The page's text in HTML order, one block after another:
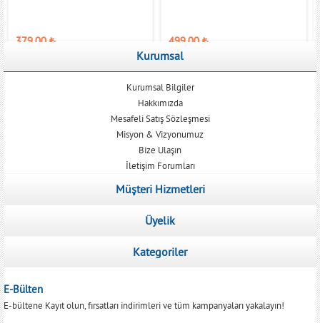
379,00₺ 499,00₺
Kurumsal
Kurumsal Bilgiler
Hakkımızda
Mesafeli Satış Sözleşmesi
Misyon & Vizyonumuz
Bize Ulaşın
İletişim Forumları
Müşteri Hizmetleri
Üyelik
Kategoriler
E-Bülten
E-bültene Kayıt olun, fırsatları indirimleri ve tüm kampanyaları yakalayın!